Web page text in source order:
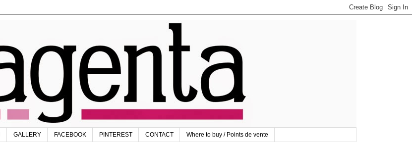
GALLERY FACEBOOK PINTEREST CONTACT Where to buy / Points de vente